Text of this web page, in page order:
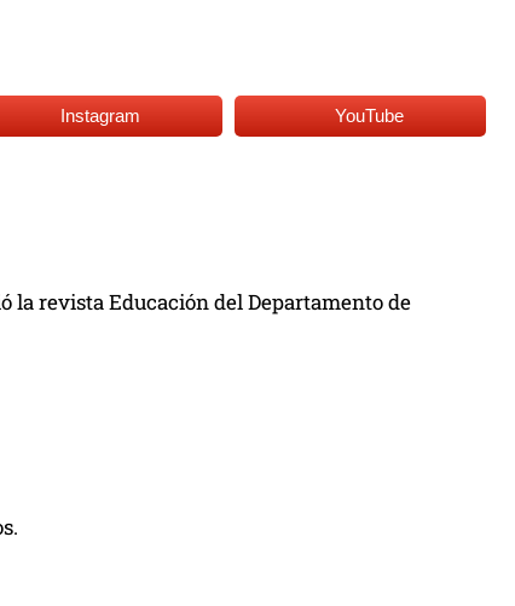
Instagram YouTube
la revista Educación del Departamento de